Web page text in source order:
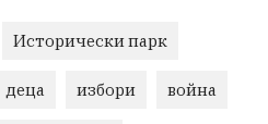
Исторически парк
деца избори война